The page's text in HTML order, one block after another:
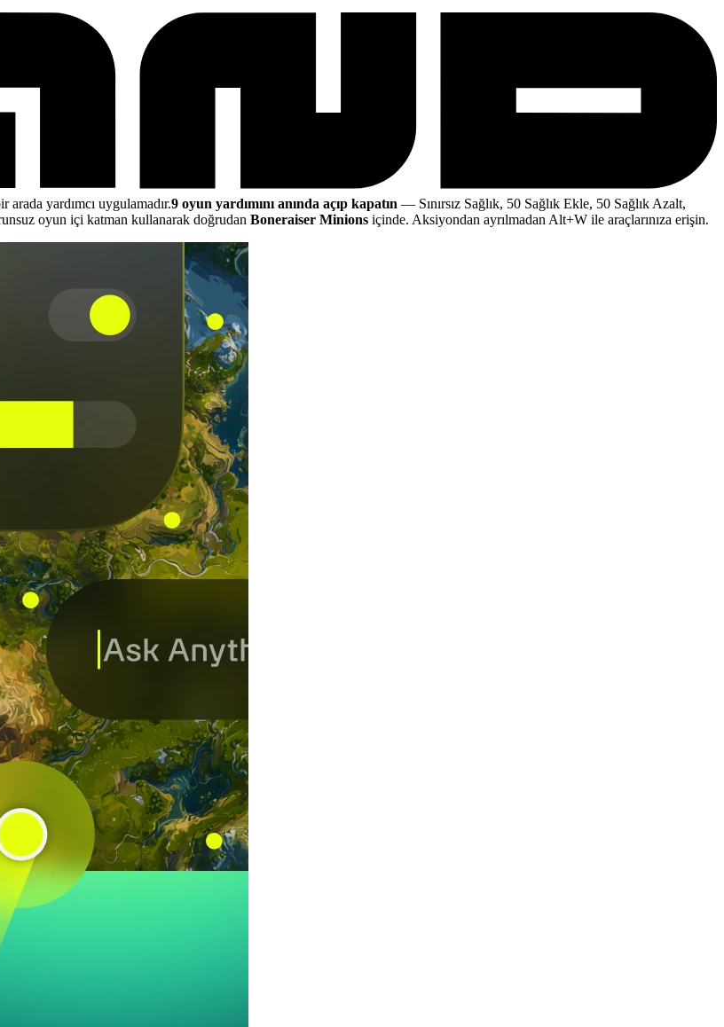
arada yardımcı uygulamadır.9 oyun yardımını anında açıp kapatın — Sınırsız Sağlık, 50 Sağlık Ekle, 50 Sağlık Azalt,
oyun içi katman kullanarak doğrudan Boneraiser Minions içinde. Aksiyondan ayrılmadan Alt+W ile araçlarınıza erişin.